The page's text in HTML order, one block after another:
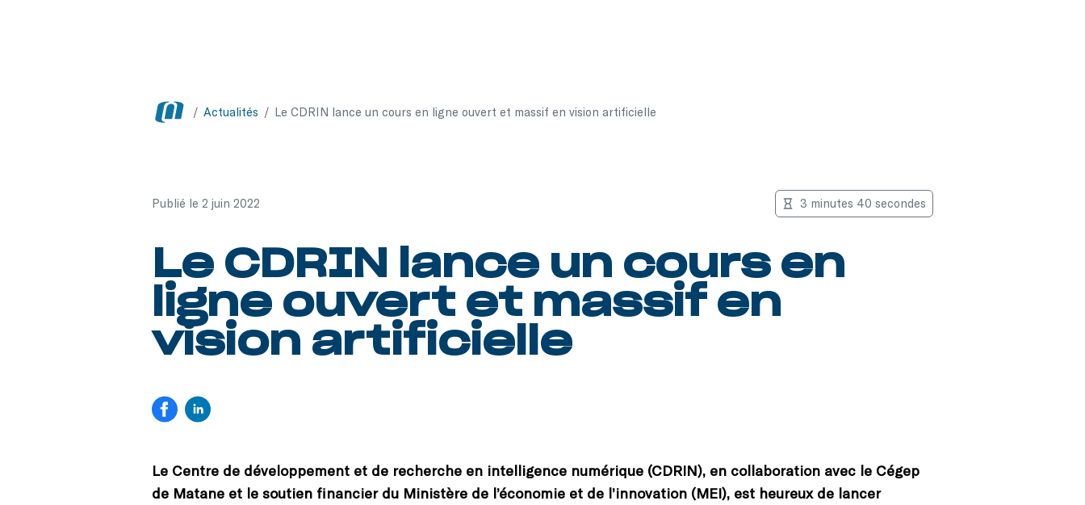
/ Actualités / Le CDRIN lance un cours en ligne ouvert et massif en vision artificielle
Publié le 2 juin 2022 3 minutes 40 secondes
Le CDRIN lance un cours en
ligne ouvert et massif en
vision artificielle
Le Centre de développement et de recherche en intelligence numérique (CDRIN), en collaboration avec le Cégep
de Matane et le soutien financier du Ministère de l’économie et de l’innovation (MEI), est heureux de lancer